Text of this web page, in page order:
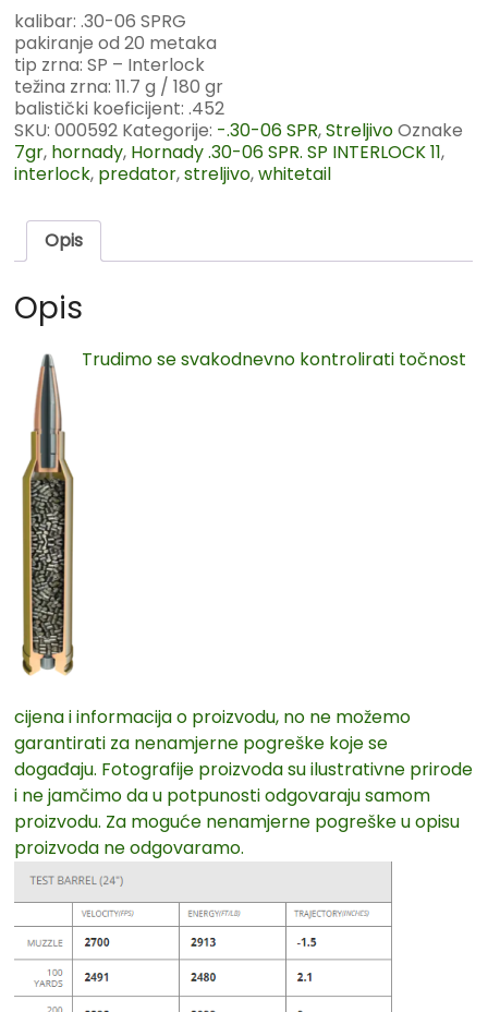
kalibar: .30-06 SPRG
pakiranje od 20 metaka
tip zrna: SP – Interlock
težina zrna: 11.7 g / 180 gr
balistički koeficijent: .452
SKU:000592 Kategorije: -.30-06 SPR,StreljivoOznake
7gr, hornady, Hornady .30-06 SPR. SP INTERLOCK 11,
interlock, predator,streljivo,whitetail
Opis
Opis
Trudimo se svakodnevno kontrolirati točnost
cijena i informacija o proizvodu, no ne možemo
garantirati za nenamjerne pogreške koje se
događaju. Fotografije proizvoda su ilustrativne prirode
i ne jamčimo da u potpunosti odgovaraju samom
proizvodu. Za moguće nenamjerne pogreške u opisu
proizvoda ne odgovaramo.